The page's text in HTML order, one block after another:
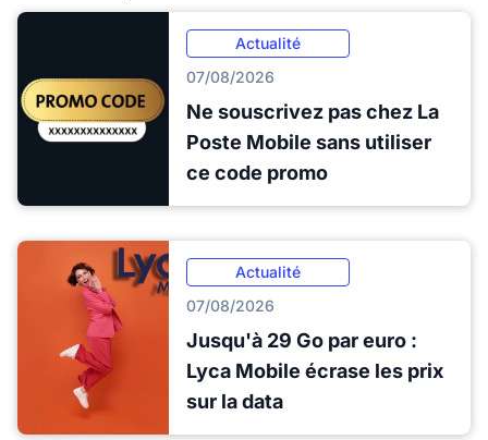
Actualité
07/08/2026
Ne souscrivez pas chez La
Poste Mobile sans utiliser
ce code promo
Actualité
07/08/2026
Jusqu'à 29 Go par euro :
Lyca Mobile écrase les prix
sur la data